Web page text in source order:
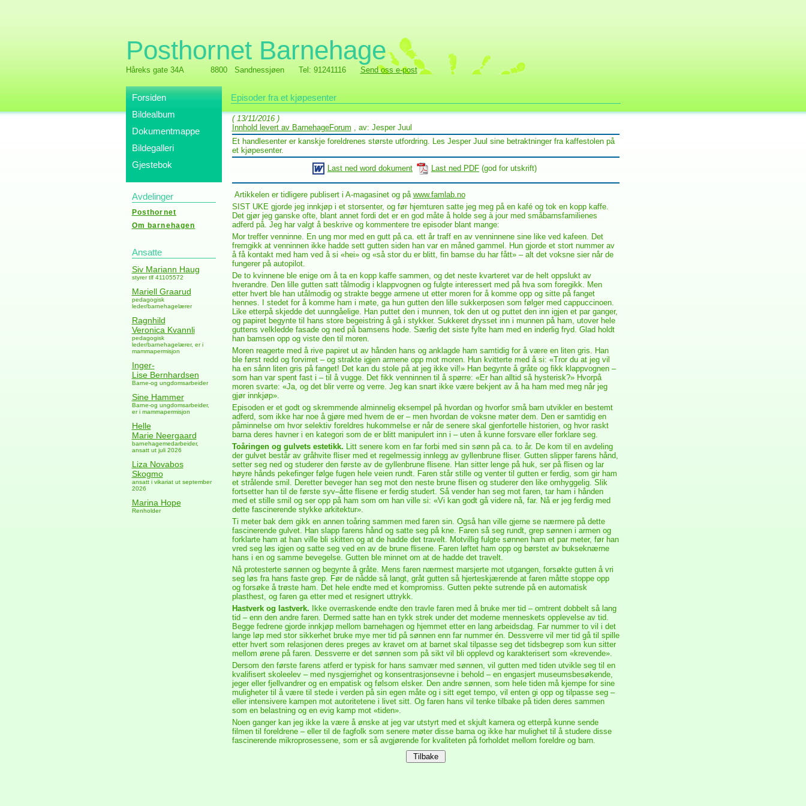
Posthornet Barnehage
Håreks gate 34A 8800 Sandnessjøen Tel: 91241116 Send oss e-post
Forsiden
Bildealbum
Dokumentmappe
Bildegalleri
Gjestebok
Avdelinger
Posthornet
Om barnehagen
Ansatte
Siv Mariann Haug
styrer tlf 41105572
Mariell Graarud
pedagogisk
leder/barnehagelærer
Ragnhild
Veronica Kvannli
pedagogisk
leder/barnehagelærer, er i
mammapermisjon
Inger-
Lise Bernhardsen
Barne-og ungdomsarbeider
Sine Hammer
Barne-og ungdomsarbeider,
er i mammapermisjon
Helle
Marie Neergaard
barnehagemedarbeider,
ansatt ut juli 2026
Liza Novabos
Skogmo
ansatt i vikariat ut september
2026
Marina Hope
Renholder
Episoder fra et kjøpesenter
( 13/11/2016 )
Innhold levert av BarnehageForum , av: Jesper Juul
Et handlesenter er kanskje foreldrenes største utfordring. Les Jesper Juul sine betraktninger fra kaffestolen på
et kjøpesenter.
Last ned word dokument
Last ned PDF (god for utskrift)
Artikkelen er tidligere publisert i A-magasinet og på www.famlab.no
SIST UKE gjorde jeg innkjøp i et storsenter, og før hjemturen satte jeg meg på en kafé og tok en kopp kaffe.
Det gjør jeg ganske ofte, blant annet fordi det er en god måte å holde seg à jour med småbarnsfamilienes
adferd på. Jeg har valgt å beskrive og kommentere tre episoder blant mange:
Mor treffer venninne. En ung mor med en gutt på ca. ett år traff en av venninnene sine like ved kafeen. Det
fremgikk at venninnen ikke hadde sett gutten siden han var en måned gammel. Hun gjorde et stort nummer av
å få kontakt med ham ved å si «hei» og «så stor du er blitt, fin bamse du har fått» – alt det voksne sier når de
fungerer på autopilot.
De to kvinnene ble enige om å ta en kopp kaffe sammen, og det neste kvarteret var de helt oppslukt av
hverandre. Den lille gutten satt tålmodig i klappvognen og fulgte interessert med på hva som foregikk. Men
etter hvert ble han utålmodig og strakte begge armene ut etter moren for å komme opp og sitte på fanget
hennes. I stedet for å komme ham i møte, ga hun gutten den lille sukkerposen som følger med cappuccinoen.
Like etterpå skjedde det uunngåelige. Han puttet den i munnen, tok den ut og puttet den inn igjen et par ganger,
og papiret begynte til hans store begeistring å gå i stykker. Sukkeret drysset inn i munnen på ham, utover hele
guttens velkledde fasade og ned på bamsens hode. Særlig det siste fylte ham med en inderlig fryd. Glad holdt
han bamsen opp og viste den til moren.
Moren reagerte med å rive papiret ut av hånden hans og anklagde ham samtidig for å være en liten gris. Han
ble først redd og forvirret – og strakte igjen armene opp mot moren. Hun kvitterte med å si: «Tror du at jeg vil
ha en sånn liten gris på fanget! Det kan du stole på at jeg ikke vil!» Han begynte å gråte og fikk klappvognen –
som han var spent fast i – til å vugge. Det fikk venninnen til å spørre: «Er han alltid så hysterisk?» Hvorpå
moren svarte: «Ja, og det blir verre og verre. Jeg kan snart ikke være bekjent av å ha ham med meg når jeg
gjør innkjøp».
Episoden er et godt og skremmende alminnelig eksempel på hvordan og hvorfor små barn utvikler en bestemt
adferd, som ikke har noe å gjøre med hvem de er – men hvordan de voksne møter dem. Den er samtidig en
påminnelse om hvor selektiv foreldres hukommelse er når de senere skal gjenfortelle historien, og hvor raskt
barna deres havner i en kategori som de er blitt manipulert inn i – uten å kunne forsvare eller forklare seg.
Toåringen og gulvets estetikk. Litt senere kom en far forbi med sin sønn på ca. to år. De kom til en avdeling
der gulvet består av gråhvite fliser med et regelmessig innlegg av gyllenbrune fliser. Gutten slipper farens hånd,
setter seg ned og studerer den første av de gyllenbrune flisene. Han sitter lenge på huk, ser på flisen og lar
høyre hånds pekefinger følge fugen hele veien rundt. Faren står stille og venter til gutten er ferdig, som gir ham
et strålende smil. Deretter beveger han seg mot den neste brune flisen og studerer den like omhyggelig. Slik
fortsetter han til de første syv–åtte flisene er ferdig studert. Så vender han seg mot faren, tar ham i hånden
med et stille smil og ser opp på ham som om han ville si: «Vi kan godt gå videre nå, far. Nå er jeg ferdig med
dette fascinerende stykke arkitektur».
Ti meter bak dem gikk en annen toåring sammen med faren sin. Også han ville gjerne se nærmere på dette
fascinerende gulvet. Han slapp farens hånd og satte seg på kne. Faren så seg rundt, grep sønnen i armen og
forklarte ham at han ville bli skitten og at de hadde det travelt. Motvillig fulgte sønnen ham et par meter, før han
vred seg løs igjen og satte seg ved en av de brune flisene. Faren løftet ham opp og børstet av bukseknærne
hans i en og samme bevegelse. Gutten ble minnet om at de hadde det travelt.
Nå protesterte sønnen og begynte å gråte. Mens faren nærmest marsjerte mot utgangen, forsøkte gutten å vri
seg løs fra hans faste grep. Før de nådde så langt, gråt gutten så hjerteskjærende at faren måtte stoppe opp
og forsøke å trøste ham. Det hele endte med et kompromiss. Gutten pekte sutrende på en automatisk
plasthest, og faren ga etter med et resignert uttrykk.
Hastverk og lastverk. Ikke overraskende endte den travle faren med å bruke mer tid – omtrent dobbelt så lang
tid – enn den andre faren. Dermed satte han en tykk strek under det moderne menneskets opplevelse av tid.
Begge fedrene gjorde innkjøp mellom barnehagen og hjemmet etter en lang arbeidsdag. Far nummer to vil i det
lange løp med stor sikkerhet bruke mye mer tid på sønnen enn far nummer én. Dessverre vil mer tid gå til spille
etter hvert som relasjonen deres preges av kravet om at barnet skal tilpasse seg det tidsbegrep som kun sitter
mellom ørene på faren. Dessverre er det sønnen som på sikt vil bli opplevd og karakterisert som «krevende».
Dersom den første farens atferd er typisk for hans samvær med sønnen, vil gutten med tiden utvikle seg til en
kvalifisert skoleelev – med nysgjerrighet og konsentrasjonsevne i behold – en engasjert museumsbesøkende,
jeger eller fjellvandrer og en empatisk og følsom elsker. Den andre sønnen, som hele tiden må kjempe for sine
muligheter til å være til stede i verden på sin egen måte og i sitt eget tempo, vil enten gi opp og tilpasse seg –
eller intensivere kampen mot autoritetene i livet sitt. Og faren hans vil tenke tilbake på tiden deres sammen
som en belastning og en evig kamp mot «tiden».
Noen ganger kan jeg ikke la være å ønske at jeg var utstyrt med et skjult kamera og etterpå kunne sende
filmen til foreldrene – eller til de fagfolk som senere møter disse barna og ikke har mulighet til å studere disse
fascinerende mikroprosessene, som er så avgjørende for kvaliteten på forholdet mellom foreldre og barn.